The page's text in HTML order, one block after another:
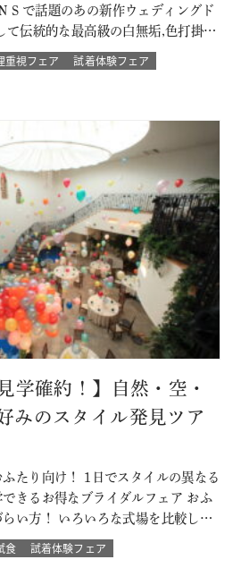
Ｓで話題のあの新作ウェディングド
て伝統的な最高級の白無垢,色打掛,本
衣裳まで 衣裳のラインナップは品
トップレベル プロのドレスコーデ
して結婚式当日の「運命の一着」
重視フェア
試着体験フェア
学確約！】自然・空・
みのスタイル発見ツア
たり向け！ 1日でスタイルの異なる
きるお得なブライダルフェア おふ
い方！ いろいろな式場を比較した
決まってない方！にもおすすめな
ットホームに、空の雰囲気を感じ
食 試着体験フェア